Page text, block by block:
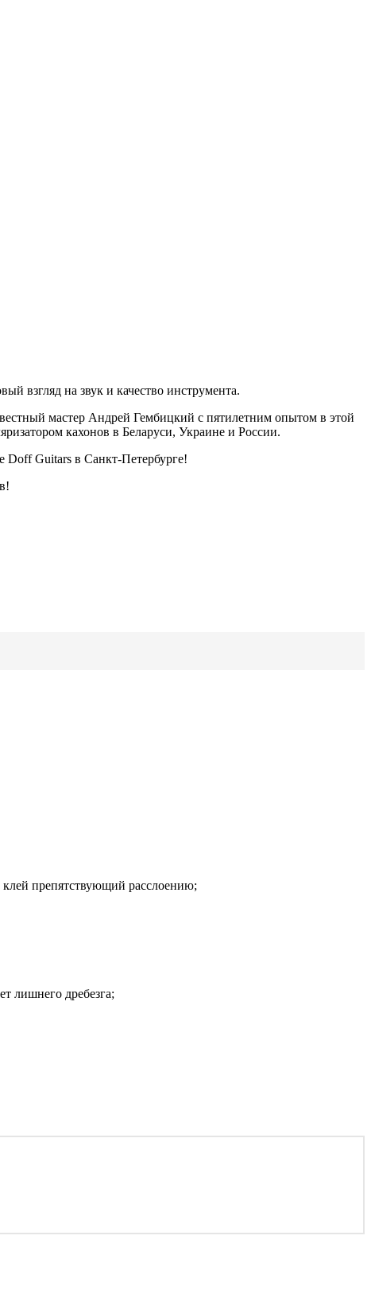
взгляд на звук и качество инструмента.
мастер Андрей Гембицкий с пятилетним опытом в этой
кахонов в Беларуси, Украине и России.
Guitars в Санкт-Петербурге!
клей препятствующий расслоению;
лишнего дребезга;